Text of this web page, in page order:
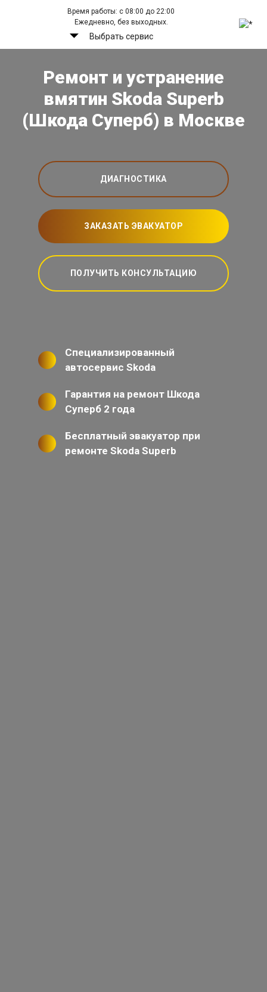
Время работы: с 08:00 до 22:00
Ежедневно, без выходных.
Выбрать сервис
Ремонт и устранение
вмятин Skoda Superb
(Шкода Суперб) в Москве
ДИАГНОСТИКА
ЗАКАЗАТЬ ЭВАКУАТОР
ПОЛУЧИТЬ КОНСУЛЬТАЦИЮ
Специализированный
автосервис Skoda
Гарантия на ремонт Шкода
Суперб 2 года
Бесплатный эвакуатор при
ремонте Skoda Superb